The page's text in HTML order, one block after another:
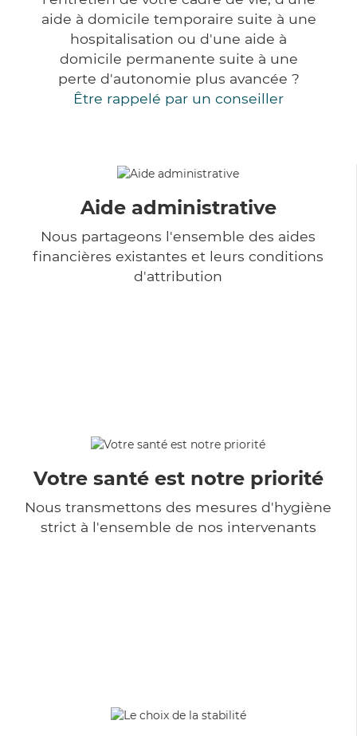
aide à domicile temporaire suite à une
hospitalisation ou d'une aide à
domicile permanente suite à une
perte d'autonomie plus avancée ?
Être rappelé par un conseiller
Aide administrative
Nous partageons l'ensemble des aides
financières existantes et leurs conditions
d'attribution
Votre santé est notre priorité
Nous transmettons des mesures d'hygiène
strict à l'ensemble de nos intervenants